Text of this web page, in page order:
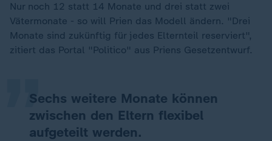
Nur noch 12 statt 14 Monate und drei statt zwei
Vätermonate - so will Prien das Modell ändern. "Drei
Monate sind zukünftig für jedes Elternteil reserviert",
zitiert das Portal "Politico" aus Priens Gesetzentwurf.
Sechs weitere Monate können
zwischen den Eltern flexibel
aufgeteilt werden.
„